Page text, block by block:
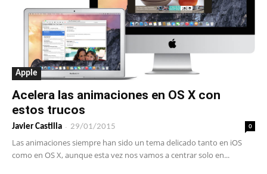
Apple
Acelera las animaciones en OS X con
estos trucos
Javier Castilla - 29/01/2015 0
Las animaciones siempre han sido un tema delicado tanto en iOS
como en OS X, aunque esta vez nos vamos a centrar solo en...